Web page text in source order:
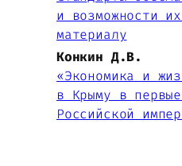
и возможности
материалу
Конкин Д.В.
«Экономика и
в Крыму в
Российской